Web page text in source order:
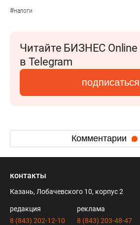
#налоги
Читайте БИЗНЕС Online
в Telegram
подписаться
Комментарии
контакты
Казань, Лобачевского 10, корпус 2
редакция
8 (843) 202-12-10
реклама
8 (843) 203-48-47